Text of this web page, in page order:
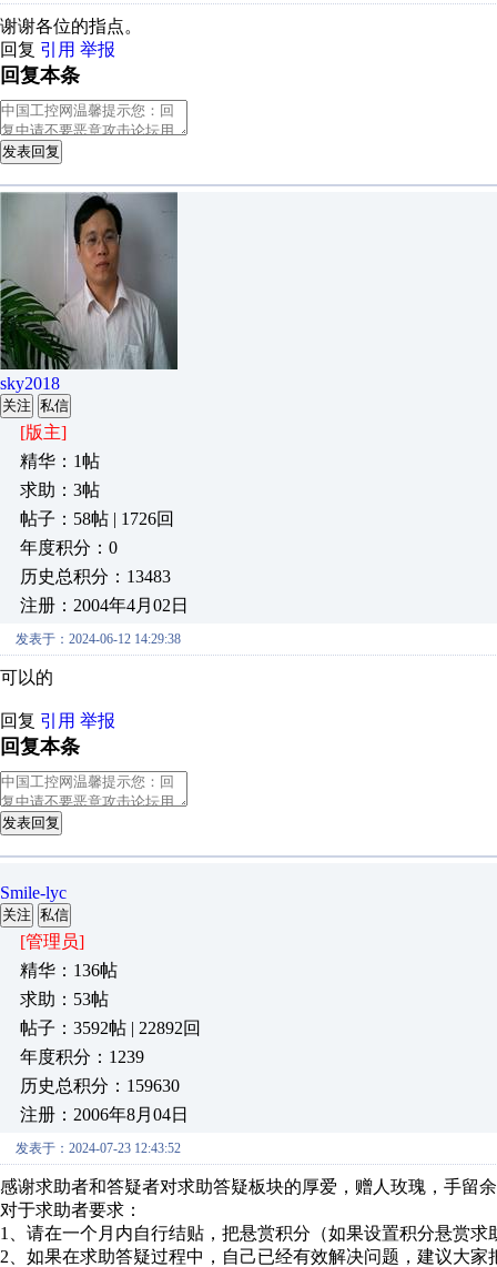
谢谢各位的指点。
回复 引用 举报
回复本条
发表回复
sky2018
关注 私信
[版主]
精华：1帖
求助：3帖
帖子：58帖 | 1726回
年度积分：0
历史总积分：13483
注册：2004年4月02日
发表于：2024-06-12 14:29:38
可以的
回复 引用 举报
回复本条
发表回复
Smile-lyc
关注 私信
[管理员]
精华：136帖
求助：53帖
帖子：3592帖 | 22892回
年度积分：1239
历史总积分：159630
注册：2006年8月04日
发表于：2024-07-23 12:43:52
感谢求助者和答疑者对求助答疑板块的厚爱，赠人玫瑰，手留
对于求助者要求：
1、请在一个月内自行结贴，把悬赏积分（如果设置积分悬赏求
2、如果在求助答疑过程中，自己已经有效解决问题，建议大